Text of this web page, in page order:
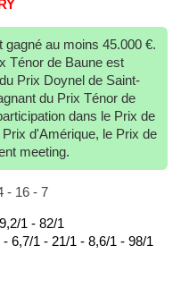
au moins 45.000 €.
Ténor de Baune est
Prix Doynel de Saint-
du Prix Ténor de
dans le Prix de
d'Amérique, le Prix de
meeting.
- 16 - 7
1 - 82/1
- 6,7/1 - 21/1 - 8,6/1 - 98/1